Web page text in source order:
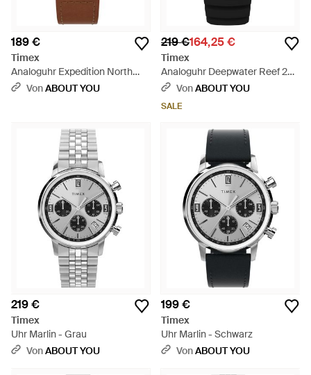
189 €
Timex
Analoguhr Expedition North
Field Solar - Mehrfarbig
VonABOUT YOU
219 €164,25 €
Timex
Analoguhr Deepwater Reef 200
- Schwarz
VonABOUT YOU
SALE
219 €
Timex
Uhr Marlin - Grau
VonABOUT YOU
199 €
Timex
Uhr Marlin - Schwarz
VonABOUT YOU